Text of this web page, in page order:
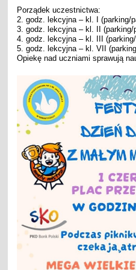
Porządek uczestnictwa:
2. godz. lekcyjna – kl. I (parking/
3. godz. lekcyjna – kl. II
4. godz. lekcyjna – kl. III
5. godz. lekcyjna – kl. VII
Opiekę nad uczniami sprawują